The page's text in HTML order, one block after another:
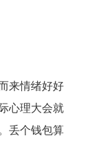
来情绪好好
心理大会就
丢个钱包算